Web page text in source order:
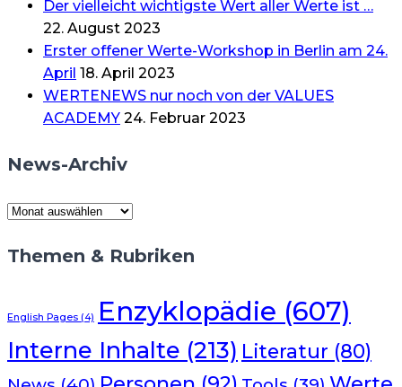
Der vielleicht wichtigste Wert aller Werte ist …
22. August 2023
Erster offener Werte-Workshop in Berlin am 24.
April 18. April 2023
WERTENEWS nur noch von der VALUES
ACADEMY 24. Februar 2023
News-Archiv
News-
Themen & Rubriken
English Pages (4) Enzyklopädie (607)
Interne Inhalte (213) Literatur (80)